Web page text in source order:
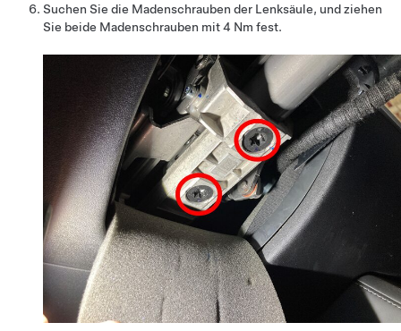
Suchen Sie die Madenschrauben der Lenksäule, und ziehen
Sie beide Madenschrauben mit 4 Nm fest.